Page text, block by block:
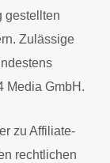
gestellten
Zulässige
Media GmbH.
zu Affiliate-
rechtlichen